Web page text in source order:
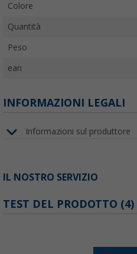
Colore
Quantità
Peso
ean
INFORMAZIONI LEGALI
Informazioni sul produttore
IL NOSTRO SERVIZIO
TEST DEL PRODOTTO (4)